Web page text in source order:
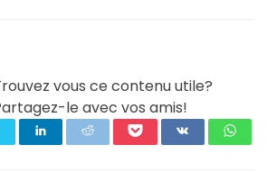
:
€.
est :
47,00 €.
vous ce contenu utile?
le avec vos amis!